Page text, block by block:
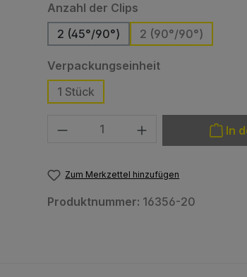
Anzahl der Clips
2 (45°/90°)
2 (90°/90°)
Verpackungseinheitauswählen
1 Stück
Produkt Anzahl: Gib den
In
Zum Merkzettel hinzufügen
Produktnummer: 16356-20